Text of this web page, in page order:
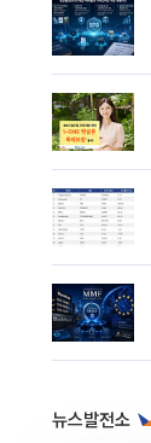
뉴스발전소